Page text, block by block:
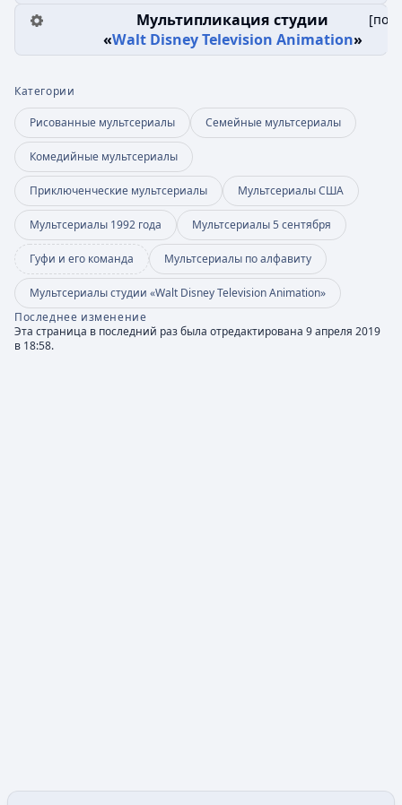
[
Мультипликация студии
«Walt Disney Television Animation»
Категории
Рисованные мультсериалы Семейные мультсериалы
Комедийные мультсериалы
Приключенческие мультсериалы Мультсериалы США
Мультсериалы 1992 года Мультсериалы 5 сентября
Гуфи и его команда Мультсериалы по алфавиту
Мультсериалы студии «Walt Disney Television Animation»
Последнее изменение
Эта страница в последний раз была отредактирована 9 апреля 2019
в 18:58.